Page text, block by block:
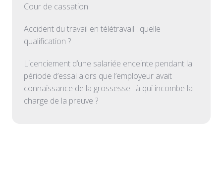
Cour de cassation
Accident du travail en télétravail : quelle
qualification ?
Licenciement d’une salariée enceinte pendant la
période d’essai alors que l’employeur avait
connaissance de la grossesse : à qui incombe la
charge de la preuve ?